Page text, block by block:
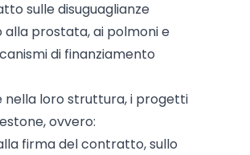
sulle disuguaglianze
prostata, ai polmoni e
di finanziamento
nella loro struttura, i progetti
ovvero:
firma del contratto, sullo